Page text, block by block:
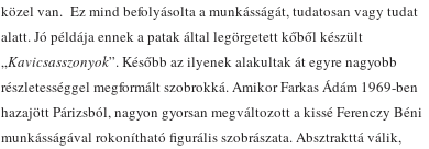
közel van. Ez mind befolyásolta a munkásságát, tudatosan vagy tudat
alatt. Jó példája ennek a patak által legörgetett kőből készült
„Kavicsasszonyok”. Később az ilyenek alakultak át egyre nagyobb
részletességgel megformált szobrokká. Amikor Farkas Ádám 1969-ben
hazajött Párizsból, nagyon gyorsan megváltozott a kissé Ferenczy Béni
munkásságával rokonítható figurális szobrászata. Absztrakttá válik,